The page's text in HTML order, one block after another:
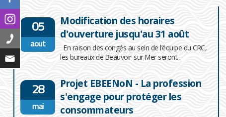
05
aout
Modification des horaires
d'ouverture jusqu'au 31 août
En raison des congés au sein de l’équipe du CRC,
les bureaux de Beauvoir-sur-Mer seront...
28
mai
Projet EBEENoN - La profession
s'engage pour protéger les
consommateurs